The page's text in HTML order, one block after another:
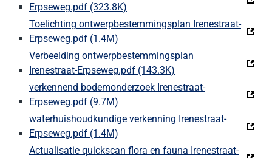
Erpseweg.pdf (323.8K) (Deze link gaat naar een externe
Toelichting ontwerpbestemmingsplan Irenestraat-
Erpseweg.pdf (1.4M) (Deze link gaat naar een externe
Verbeelding ontwerpbestemmingsplan
Irenestraat-Erpseweg.pdf (143.3K) (Deze link gaat naar
verkennend bodemonderzoek Irenestraat-
Erpseweg.pdf (9.7M) (Deze link gaat naar een externe
waterhuishoudkundige verkenning Irenestraat-
Erpseweg.pdf (1.4M) (Deze link gaat naar een externe
Actualisatie quickscan flora en fauna Irenestraat-